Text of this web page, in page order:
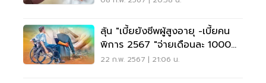
ลุ้น "เบี้ยยังชีพผู้สูงอายุ -เบี้ยคน
พิการ 2567 "จ่ายเดือนละ 1000
บาท
22 ก.พ. 2567 | 21:06 น.